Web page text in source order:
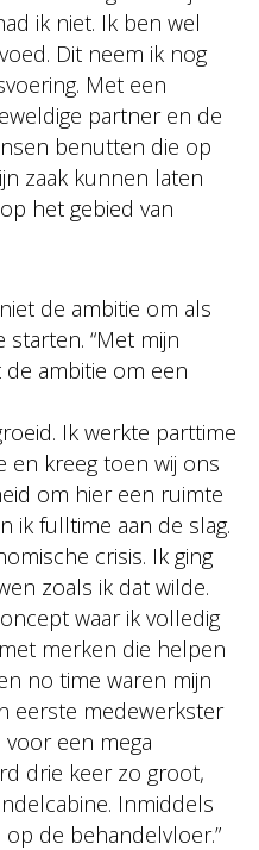
ik niet. Ik ben wel
Dit neem ik nog
Met een
partner en de
benutten die op
zaak kunnen laten
het gebied van
de ambitie om als
“Met mijn
ambitie om een
Ik werkte parttime
en kreeg toen wij ons
om hier een ruimte
ik fulltime aan de slag.
crisis. Ik ging
zoals ik dat wilde.
waar ik volledig
merken die helpen
no time waren mijn
eerste medewerkster
voor een mega
drie keer zo groot,
Inmiddels
de behandelvloer.”